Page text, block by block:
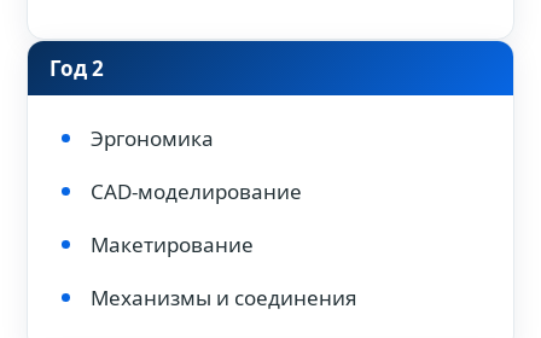
Год 2
Эргономика
CAD-моделирование
Макетирование
Механизмы и соединения